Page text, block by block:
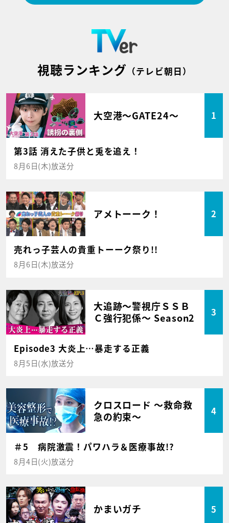
視聴ランキング （テレビ朝日）
大空港～GATE24～ 1
第3話 消えた子供と兎を追え！
8月6日(木)放送分
アメトーーク！ 2
売れっ子芸人の貴重トーーク祭り!!
8月6日(木)放送分
大追跡～警視庁ＳＳＢ
Ｃ強行犯係～ Season2
3
Episode3 大炎上…暴走する正義
8月5日(水)放送分
クロスロード ～救命救
急の約束～
4
＃5 病院激震！パワハラ＆医療事故!?
8月4日(火)放送分
かまいガチ 5